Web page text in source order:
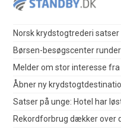
Norsk krydstogtrederi
Børsen-besøgscenter
Melder om stor interesse
Åbner ny
Satser på unge: Hotel har
Rekordforbrug dækker over